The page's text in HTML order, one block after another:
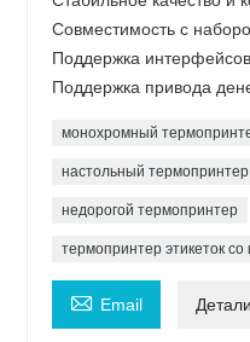
Совместимость с
Поддержка
Поддержка привода
монохромный
настольный термопринтер
недорогой термопринтер
термопринтер этикеток
 Email Детали